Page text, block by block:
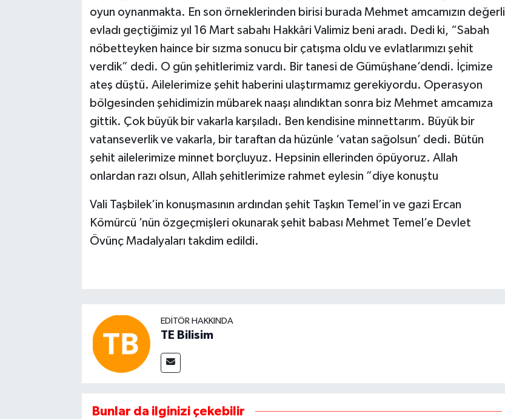
oyun oynanmakta. En son örneklerinden birisi burada Mehmet amcamızın değerli
evladı geçtiğimiz yıl 16 Mart sabahı Hakkâri Valimiz beni aradı. Dedi ki, “Sabah
nöbetteyken haince bir sızma sonucu bir çatışma oldu ve evlatlarımızı şehit
verdik” dedi. O gün şehitlerimiz vardı. Bir tanesi de Gümüşhane’dendi. İçimize
ateş düştü. Ailelerimize şehit haberini ulaştırmamız gerekiyordu. Operasyon
bölgesinden şehidimizin mübarek naaşı alındıktan sonra biz Mehmet amcamıza
gittik. Çok büyük bir vakarla karşıladı. Ben kendisine minnettarım. Büyük bir
vatanseverlik ve vakarla, bir taraftan da hüzünle ‘vatan sağolsun’ dedi. Bütün
şehit ailelerimize minnet borçluyuz. Hepsinin ellerinden öpüyoruz. Allah
onlardan razı olsun, Allah şehitlerimize rahmet eylesin ”diye konuştu
Vali Taşbilek’in konuşmasının ardından şehit Taşkın Temel’in ve gazi Ercan
Kömürcü ’nün özgeçmişleri okunarak şehit babası Mehmet Temel’e Devlet
Övünç Madalyaları takdim edildi.
EDITÖR HAKKINDA
TE Bilisim
Bunlar da ilginizi çekebilir